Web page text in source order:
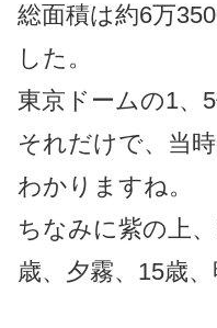
総面積は約6万
した。
東京ドームの1、
それだけで、当
わかりますね。
ちなみに紫の上
歳、夕霧、15歳